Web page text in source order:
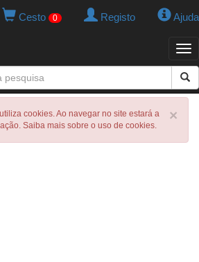
Cesto 0 Registo Ajuda
×
cookies. Ao navegar no site estará a
Saiba mais sobre o uso de cookies.